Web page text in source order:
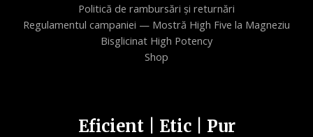
Politică de rambursări și returnări
Regulamentul campaniei — Mostră High Five la Magneziu
Bisglicinat High Potency
Shop
Eficient | Etic | Pur